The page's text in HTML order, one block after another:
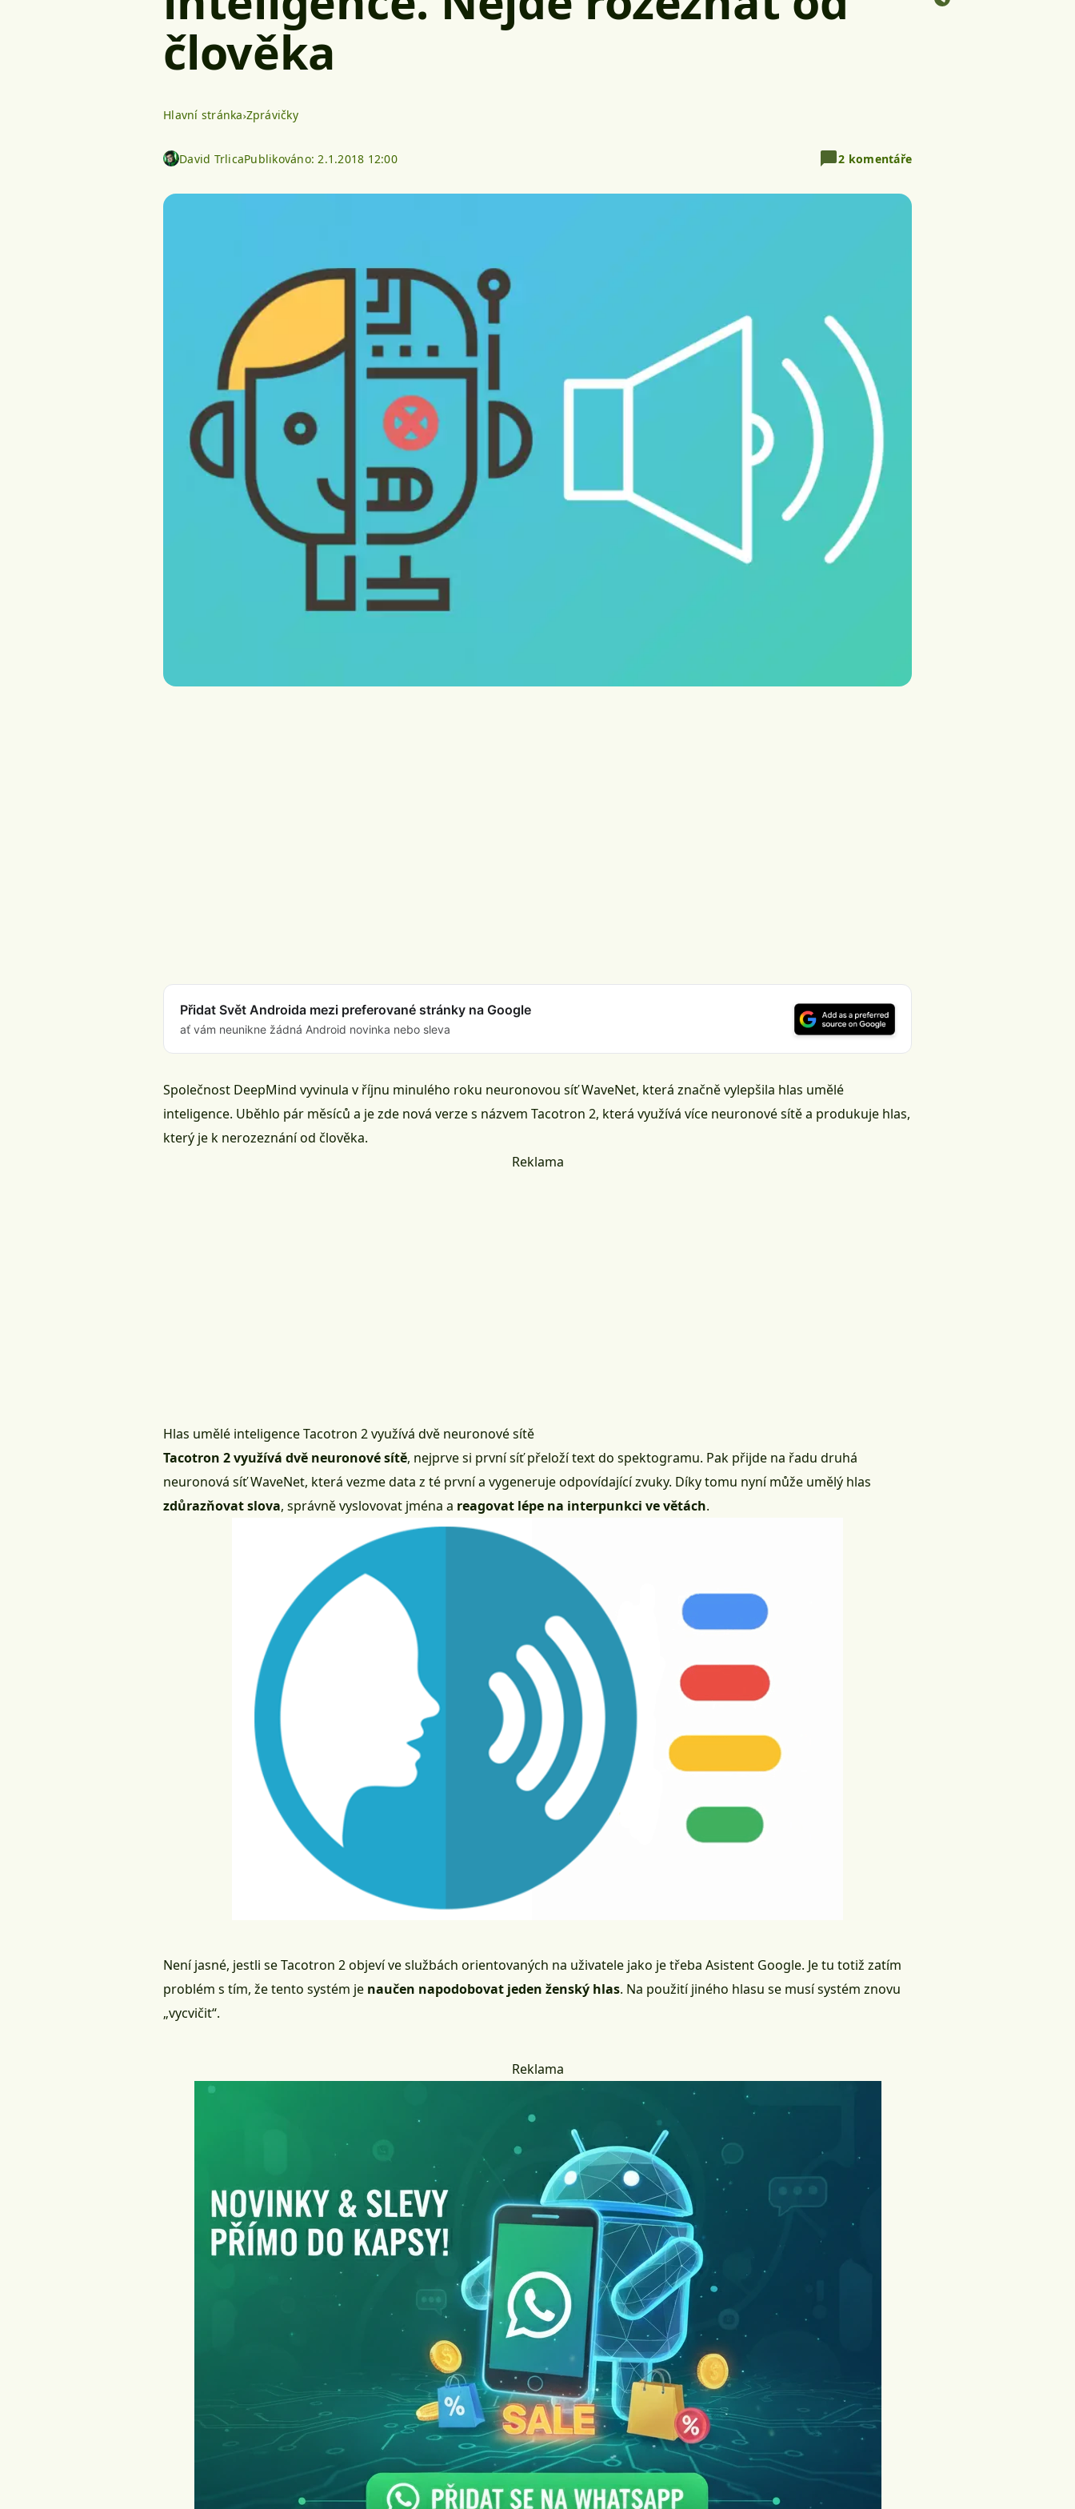
člověka
Hlavní stránka Zprávičky
David TrlicaPublikováno: 2.1.2018 12:00 2 komentáře
Přidat Svět Androida mezi preferované stránky na Google
ať vám neunikne žádná Android novinka nebo sleva
Společnost DeepMind vyvinula v říjnu minulého roku neuronovou síť WaveNet, která značně vylepšila hlas umělé
inteligence. Uběhlo pár měsíců a je zde nová verze s názvem Tacotron 2, která využívá více neuronové sítě a produkuje hlas,
který je k nerozeznání od člověka.
Reklama
Hlas umělé inteligence Tacotron 2 využívá dvě neuronové sítě
Tacotron 2 využívá dvě neuronové sítě, nejprve si první síť přeloží text do spektogramu. Pak přijde na řadu druhá
neuronová síťWaveNet, která vezme data z té první a vygeneruje odpovídající zvuky. Díky tomu nyní může umělý hlas
zdůrazňovat slova, správně vyslovovat jména a reagovat lépe na interpunkci ve větách.
Není jasné, jestli se Tacotron 2 objeví ve službách orientovaných na uživatele jako je třeba Asistent Google. Je tu totiž zatím
problém s tím, že tento systém je naučen napodobovat jeden ženský hlas. Na použití jiného hlasu se musí systém znovu
„vycvičit“.
Reklama